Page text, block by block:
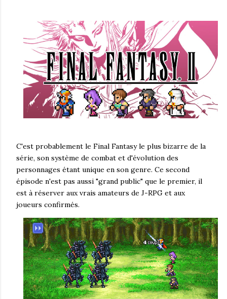
C'est probablement le Final Fantasy le plus bizarre de la
série, son système de combat et d'évolution des
personnages étant unique en son genre. Ce second
épisode n'est pas aussi "grand public" que le premier, il
est à réserver aux vrais amateurs de J-RPG et aux
joueurs confirmés.